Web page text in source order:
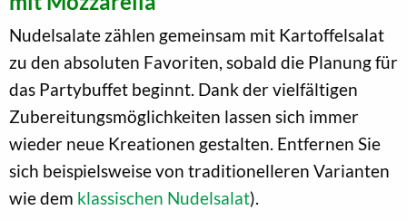
Nudelsalate zählen gemeinsam mit Kartoffelsalat
zu den absoluten Favoriten, sobald die Planung für
das Partybuffet beginnt. Dank der vielfältigen
Zubereitungsmöglichkeiten lassen sich immer
wieder neue Kreationen gestalten. Entfernen Sie
sich beispielsweise von traditionelleren Varianten
wie dem klassischen Nudelsalat).